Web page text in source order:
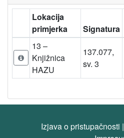
Lokacija
primjerka
Signatura
13 –
Knjižnica
HAZU
137.077,
sv. 3
Izjava o pristupačnosti |